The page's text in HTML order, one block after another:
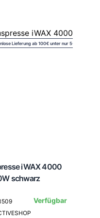
Lieferung ab 100€ unter nur 5€
iWAX 4000
schwarz
Verfügbar